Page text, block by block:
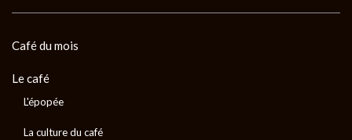
Café du mois
Le café
L'épopée
La culture du café